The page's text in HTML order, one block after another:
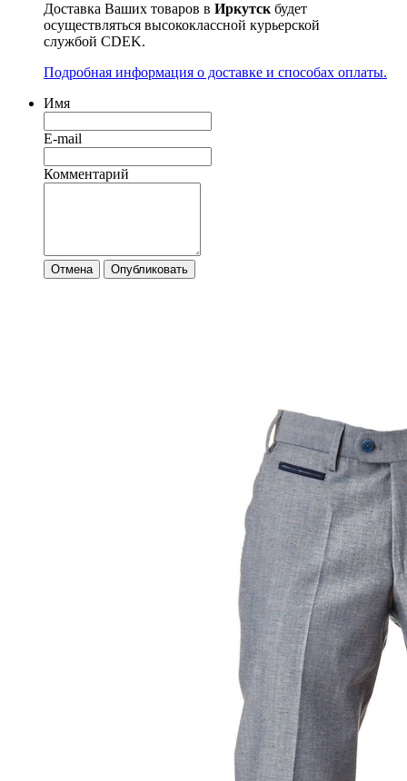
Доставка Ваших товаров в Иркутскбудет
осуществляться высококлассной курьерской
службой CDEK.
Подробная информация о доставке и способах оплаты.
Имя
E-mail
Комментарий
Отмена Опубликовать